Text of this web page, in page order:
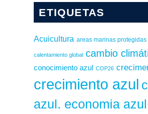
ETIQUETAS
Acuicultura areas marinas protegidas
calentamiento global cambio
conocimiento azul COP26
crecimiento azul
azul. economia azul